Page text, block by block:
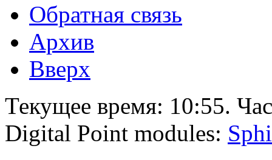
Обратная связь
Архив
Вверх
Текущее время: 10:55.
Digital Point modules: